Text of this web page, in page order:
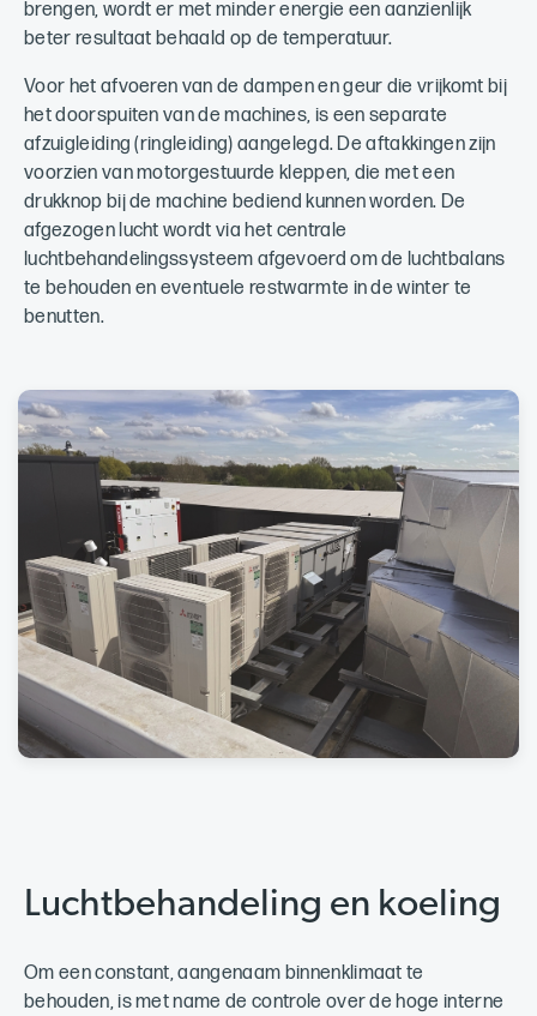
brengen, wordt er met minder energie een aanzienlijk
beter resultaat behaald op de temperatuur.
Voor het afvoeren van de dampen en geur die vrijkomt bij
het doorspuiten van de machines, is een separate
afzuigleiding (ringleiding) aangelegd. De aftakkingen zijn
voorzien van motorgestuurde kleppen, die met een
drukknop bij de machine bediend kunnen worden. De
afgezogen lucht wordt via het centrale
luchtbehandelingssysteem afgevoerd om de luchtbalans
te behouden en eventuele restwarmte in de winter te
benutten.
Luchtbehandeling en koeling
Om een constant, aangenaam binnenklimaat te
behouden, is met name de controle over de hoge interne